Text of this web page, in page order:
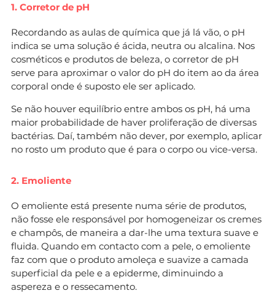
1. Corretor de pH
Recordando as aulas de química que já lá vão, o pH
indica se uma solução é ácida, neutra ou alcalina. Nos
cosméticos e produtos de beleza, o corretor de pH
serve para aproximar o valor do pH do item ao da área
corporal onde é suposto ele ser aplicado.
Se não houver equilíbrio entre ambos os pH, há uma
maior probabilidade de haver proliferação de diversas
bactérias. Daí, também não dever, por exemplo, aplicar
no rosto um produto que é para o corpo ou vice-versa.
2. Emoliente
O emoliente está presente numa série de produtos,
não fosse ele responsável por homogeneizar os cremes
e champôs, de maneira a dar-lhe uma textura suave e
fluida. Quando em contacto com a pele, o emoliente
faz com que o produto amoleça e suavize a camada
superficial da pele e a epiderme, diminuindo a
aspereza e o ressecamento.